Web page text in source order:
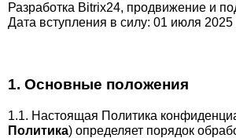
Разработка Bitrix24, продвижение и
Дата вступления в силу: 01 июля 2025
1. Основные положения
1.1. Настоящая Политика
Политика) определяет порядок